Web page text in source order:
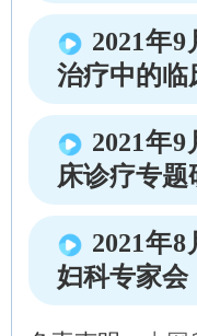
2021年
治疗中的临
2021年
床诊疗专题
2021年
妇科专家会